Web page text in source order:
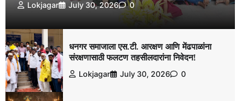
Lokjagar July 30, 2026 0
धनगर समाजाला एस.टी. आरक्षण आणि मेंढपाळांना
संरक्षणासाठी फलटण तहसीलदारांना निवेदन!
Lokjagar July 30, 2026 0